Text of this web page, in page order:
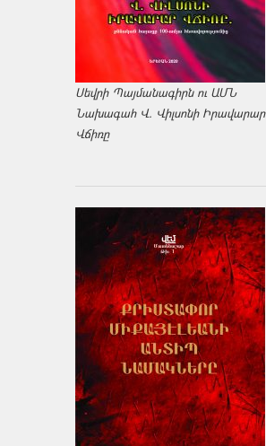
Սեվրի Պայմանագիրն ու ԱՄՆ
Նախագահ Վ. Վիլսոնի Իրավարար
Վճիռը